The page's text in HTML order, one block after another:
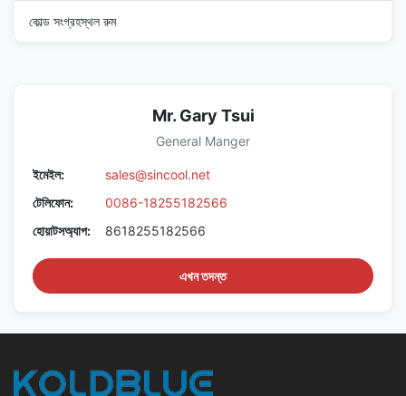
কোল্ড সংগ্রহস্থল রুম
Mr. Gary Tsui
General Manger
ইমেইল:
sales@sincool.net
টেলিফোন:
0086-18255182566
হোয়াটসঅ্যাপ:
8618255182566
এখন তদন্ত